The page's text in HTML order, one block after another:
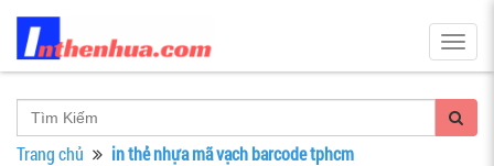
Trang chủ in thẻ nhựa mã vạch barcode tphcm